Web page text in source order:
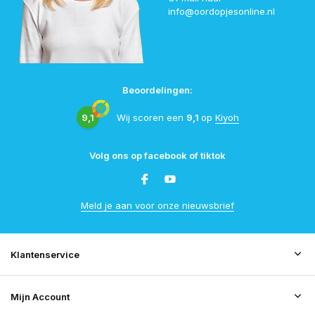
info@oordopjesonline.nl
Beoordelingen:
9,1 Wij scoren een 9,1 op Kiyoh
Volg ons op facebook of tiktok
Meld je aan voor onze nieuwsbrief
Klantenservice
Mijn Account